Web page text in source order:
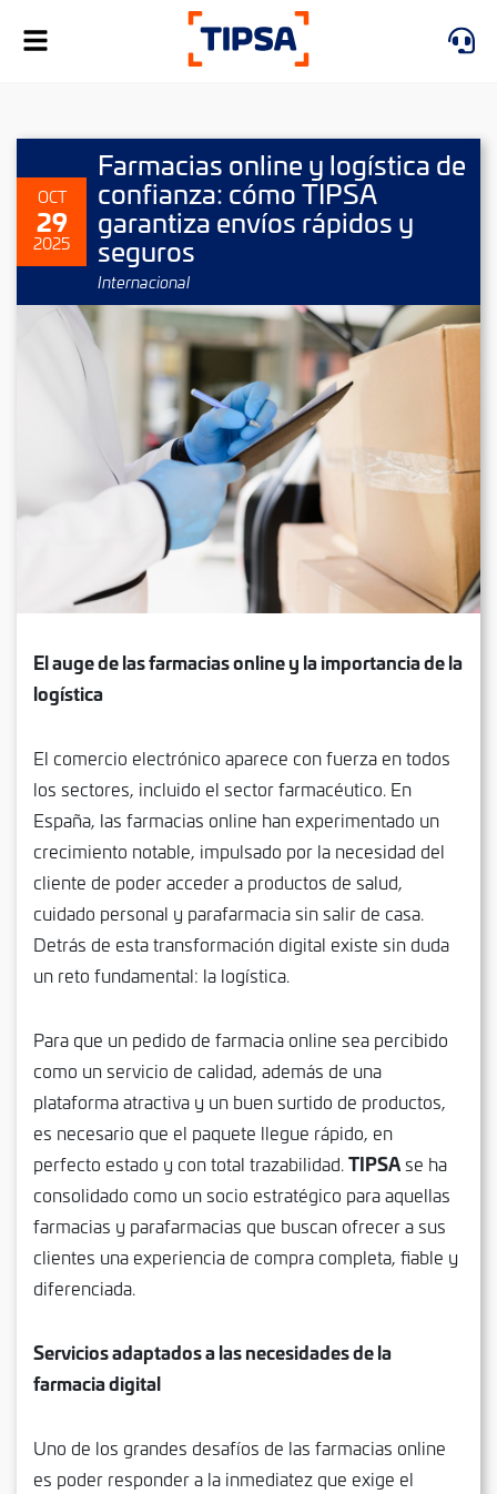
Alternar
navegación
OCT
29
2025
Farmacias online y logística de
confianza: cómo TIPSA
garantiza envíos rápidos y
seguros
Internacional
El auge de las farmacias online y la importancia de la
logística
El comercio electrónico aparece con fuerza en todos
los sectores, incluido el sector farmacéutico. En
España, las farmacias online han experimentado un
crecimiento notable, impulsado por la necesidad del
cliente de poder acceder a productos de salud,
cuidado personal y parafarmacia sin salir de casa.
Detrás de esta transformación digital existe sin duda
un reto fundamental: la logística.
Para que un pedido de farmacia online sea percibido
como un servicio de calidad, además de una
plataforma atractiva y un buen surtido de productos,
es necesario que el paquete llegue rápido, en
perfecto estado y con total trazabilidad. TIPSA se ha
consolidado como un socio estratégico para aquellas
farmacias y parafarmacias que buscan ofrecer a sus
clientes una experiencia de compra completa, fiable y
diferenciada.
Servicios adaptados a las necesidades de la
farmacia digital
Uno de los grandes desafíos de las farmacias online
es poder responder a la inmediatez que exige el